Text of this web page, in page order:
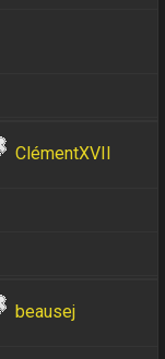
ClémentXVII
beausej